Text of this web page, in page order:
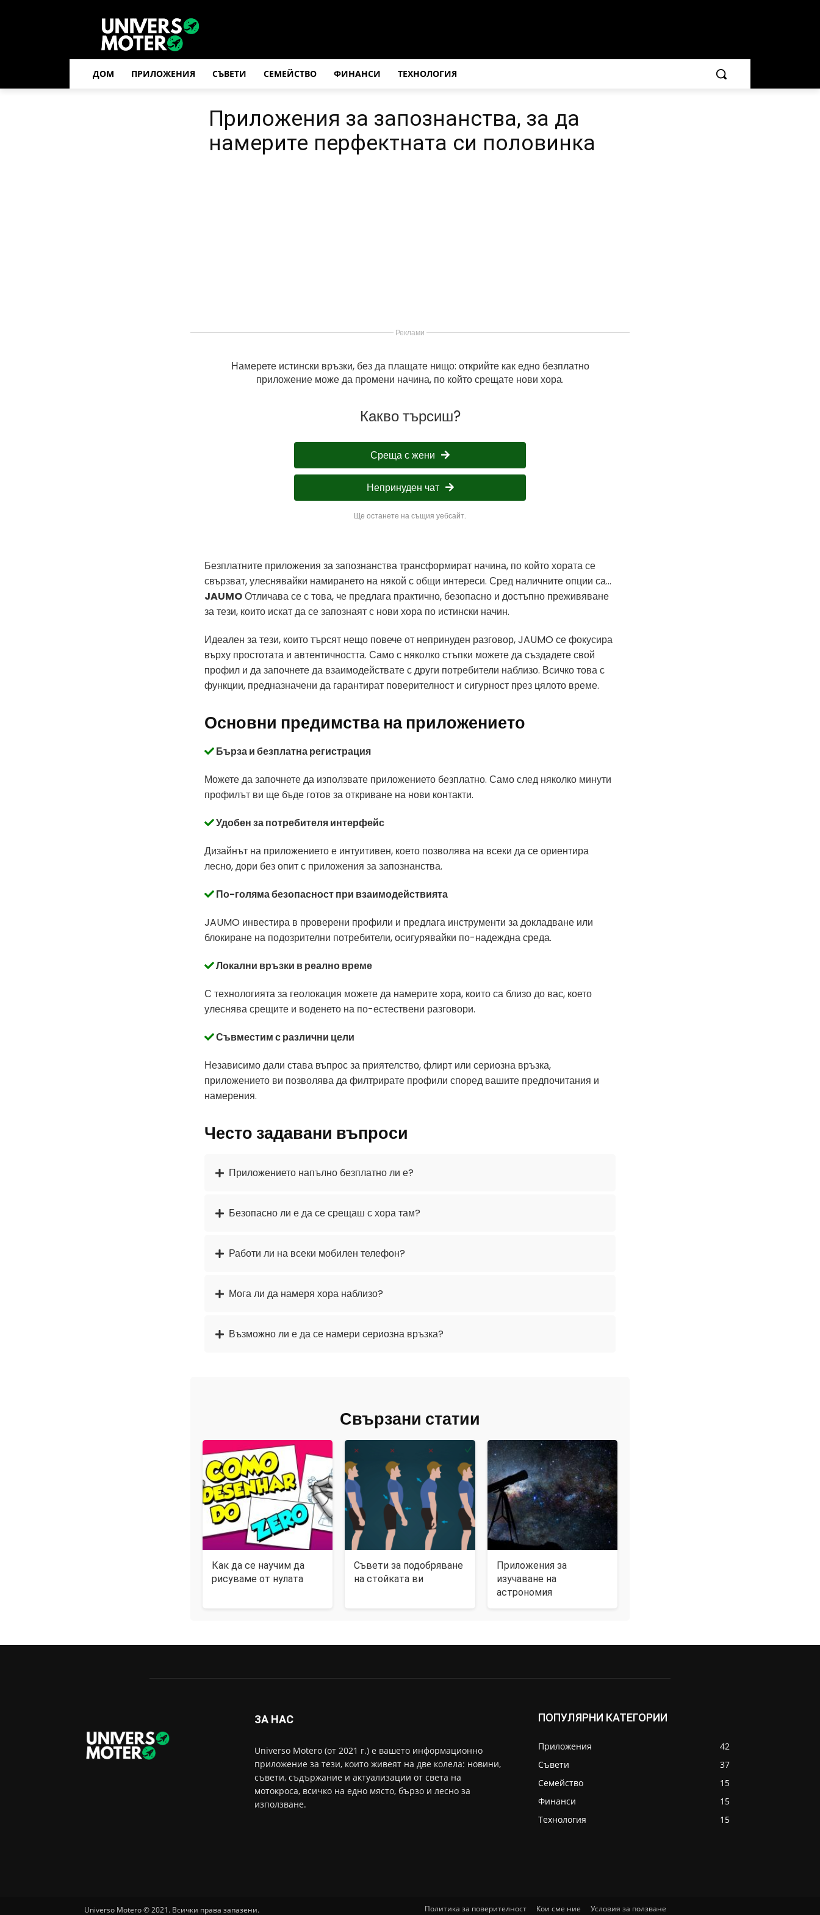
ДОМ ПРИЛОЖЕНИЯ СЪВЕТИ СЕМЕЙСТВО ФИНАНСИ ТЕХНОЛОГИЯ
Приложения за запознанства, за да
намерите перфектната си половинка
Реклами
Намерете истински връзки, без да плащате нищо: открийте как едно безплатно
приложение може да промени начина, по който срещате нови хора.
Какво търсиш?
Среща с жени
Непринуден чат
Ще останете на същия уебсайт.
Безплатните приложения за запознанства трансформират начина, по който хората се
свързват, улеснявайки намирането на някой с общи интереси. Сред наличните опции са...
JAUMOОтличава се с това, че предлага практично, безопасно и достъпно преживяване
за тези, които искат да се запознаят с нови хора по истински начин.
Идеален за тези, които търсят нещо повече от непринуден разговор, JAUMO се фокусира
върху простотата и автентичността. Само с няколко стъпки можете да създадете свой
профил и да започнете да взаимодействате с други потребители наблизо. Всичко това с
функции, предназначени да гарантират поверителност и сигурност през цялото време.
Основни предимства на приложението
Бърза и безплатна регистрация
Можете да започнете да използвате приложението безплатно. Само след няколко минути
профилът ви ще бъде готов за откриване на нови контакти.
Удобен за потребителя интерфейс
Дизайнът на приложението е интуитивен, което позволява на всеки да се ориентира
лесно, дори без опит с приложения за запознанства.
По-голяма безопасност при взаимодействията
JAUMO инвестира в проверени профили и предлага инструменти за докладване или
блокиране на подозрителни потребители, осигурявайки по-надеждна среда.
Локални връзки в реално време
С технологията за геолокация можете да намерите хора, които са близо до вас, което
улеснява срещите и воденето на по-естествени разговори.
Съвместим с различни цели
Независимо дали става въпрос за приятелство, флирт или сериозна връзка,
приложението ви позволява да филтрирате профили според вашите предпочитания и
намерения.
Често задавани въпроси
Приложението напълно безплатно ли е?
Безопасно ли е да се срещаш с хора там?
Работи ли на всеки мобилен телефон?
Мога ли да намеря хора наблизо?
Възможно ли е да се намери сериозна връзка?
Свързани статии
Как да се научим да
рисуваме от нулата
Съвети за подобряване
на стойката ви
Приложения за
изучаване на
астрономия
ЗА НАС
Universo Motero (от 2021 г.) е вашето информационно
приложение за тези, които живеят на две колела: новини,
съвети, съдържание и актуализации от света на
мотокроса, всичко на едно място, бързо и лесно за
използване.
ПОПУЛЯРНИ КАТЕГОРИИ
Приложения
42
Съвети
37
Семейство
15
Финанси
15
Технология
15
Universo Motero © 2021. Всички права запазени. Политика за поверителност Кои сме ние Условия за ползване